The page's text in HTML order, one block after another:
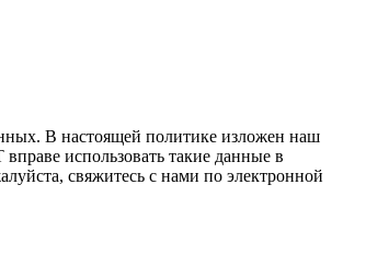
В настоящей политике изложен наш
использовать такие данные в
свяжитесь с нами по электронной